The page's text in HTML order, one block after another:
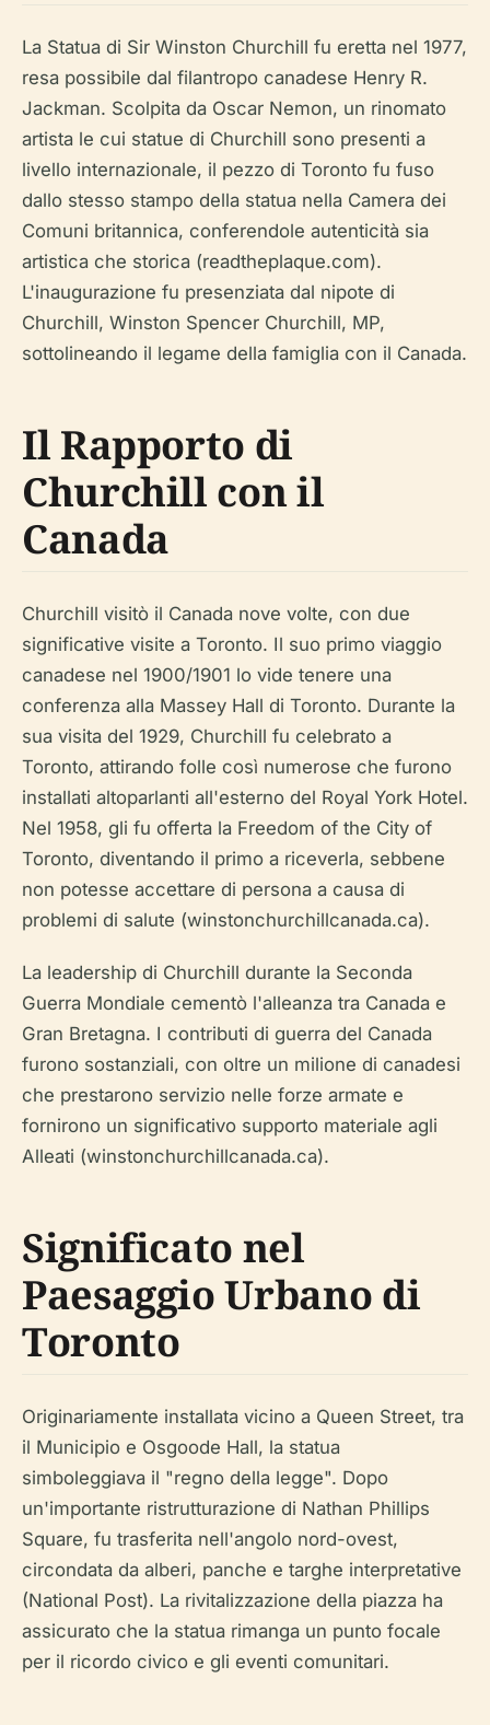
La Statua di Sir Winston Churchill fu eretta nel 1977,
resa possibile dal filantropo canadese Henry R.
Jackman. Scolpita da Oscar Nemon, un rinomato
artista le cui statue di Churchill sono presenti a
livello internazionale, il pezzo di Toronto fu fuso
dallo stesso stampo della statua nella Camera dei
Comuni britannica, conferendole autenticità sia
artistica che storica (readtheplaque.com).
L'inaugurazione fu presenziata dal nipote di
Churchill, Winston Spencer Churchill, MP,
sottolineando il legame della famiglia con il Canada.
Il Rapporto di
Churchill con il
Canada
Churchill visitò il Canada nove volte, con due
significative visite a Toronto. Il suo primo viaggio
canadese nel 1900/1901 lo vide tenere una
conferenza alla Massey Hall di Toronto. Durante la
sua visita del 1929, Churchill fu celebrato a
Toronto, attirando folle così numerose che furono
installati altoparlanti all'esterno del Royal York Hotel.
Nel 1958, gli fu offerta la Freedom of the City of
Toronto, diventando il primo a riceverla, sebbene
non potesse accettare di persona a causa di
problemi di salute (winstonchurchillcanada.ca).
La leadership di Churchill durante la Seconda
Guerra Mondiale cementò l'alleanza tra Canada e
Gran Bretagna. I contributi di guerra del Canada
furono sostanziali, con oltre un milione di canadesi
che prestarono servizio nelle forze armate e
fornirono un significativo supporto materiale agli
Alleati (winstonchurchillcanada.ca).
Significato nel
Paesaggio Urbano di
Toronto
Originariamente installata vicino a Queen Street, tra
il Municipio e Osgoode Hall, la statua
simboleggiava il "regno della legge". Dopo
un'importante ristrutturazione di Nathan Phillips
Square, fu trasferita nell'angolo nord-ovest,
circondata da alberi, panche e targhe interpretative
(National Post). La rivitalizzazione della piazza ha
assicurato che la statua rimanga un punto focale
per il ricordo civico e gli eventi comunitari.